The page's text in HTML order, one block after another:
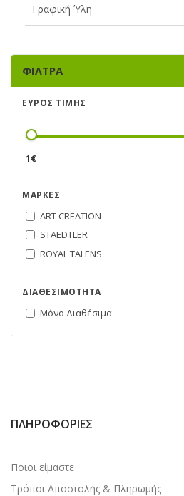
Γραφική Ύλη
ΦΊΛΤΡΑ
ΕΎΡΟΣ ΤΙΜΉΣ
1€
ΜΆΡΚΕΣ
ART CREATION
STAEDTLER
ROYAL TALENS
ΔΙΑΘΕΣΙΜΌΤΗΤΑ
Μόνο Διαθέσιμα
ΠΛΗΡΟΦΟΡΊΕΣ
Ποιοι είμαστε
Τρόποι Αποστολής & Πληρωμής